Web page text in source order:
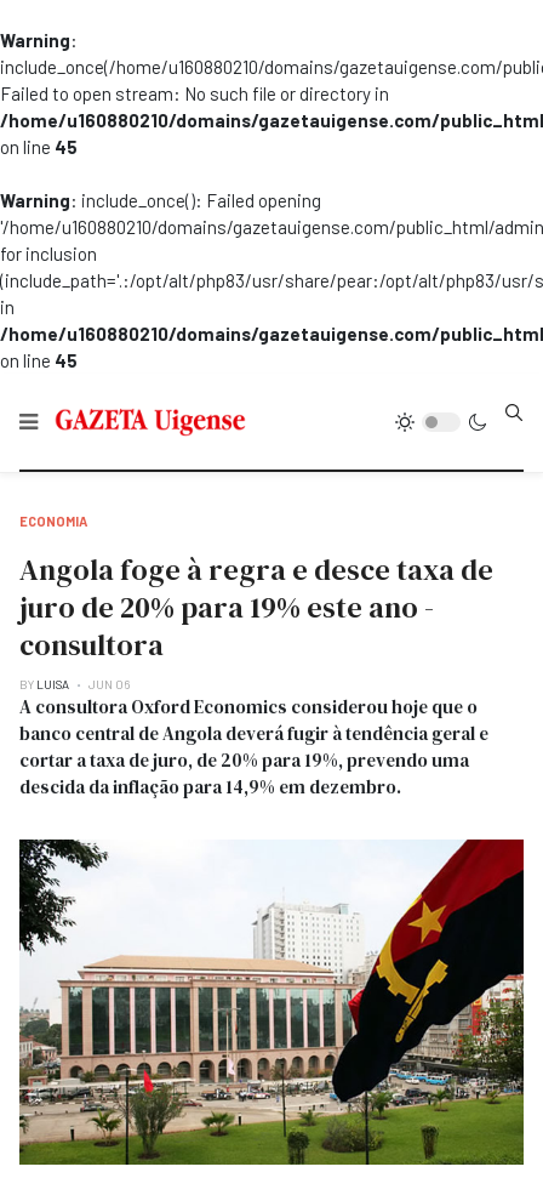
Warning:
include_once(/home/u160880210/domains/gazetauigense.com/
Failed to open stream: No such file or directory in
/home/u160880210/domains/gazetauigense.com/
on line 45
Warning: include_once(): Failed opening
'/home/u160880210/domains/gazetauigense.com/public_html/
for inclusion
(include_path='.:/opt/alt/php83/usr/share/pear:/opt/alt/php83/
in
/home/u160880210/domains/gazetauigense.com/
on line 45
ECONOMIA
Angola foge à regra e desce taxa de
juro de 20% para 19% este ano -
consultora
BY LUISA JUN 06
A consultora Oxford Economics considerou hoje que o
banco central de Angola deverá fugir à tendência geral e
cortar a taxa de juro, de 20% para 19%, prevendo uma
descida da inflação para 14,9% em dezembro.